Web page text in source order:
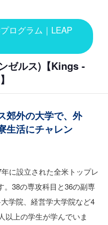
ログラム｜LEAP
ゼルス)【Kings -
郊外の大学で、外
生活にチャレン
に設立された全米トップレ
。38の専攻科目と36の副専
学院、経営学大学院など4
以上の学生が学んでいま